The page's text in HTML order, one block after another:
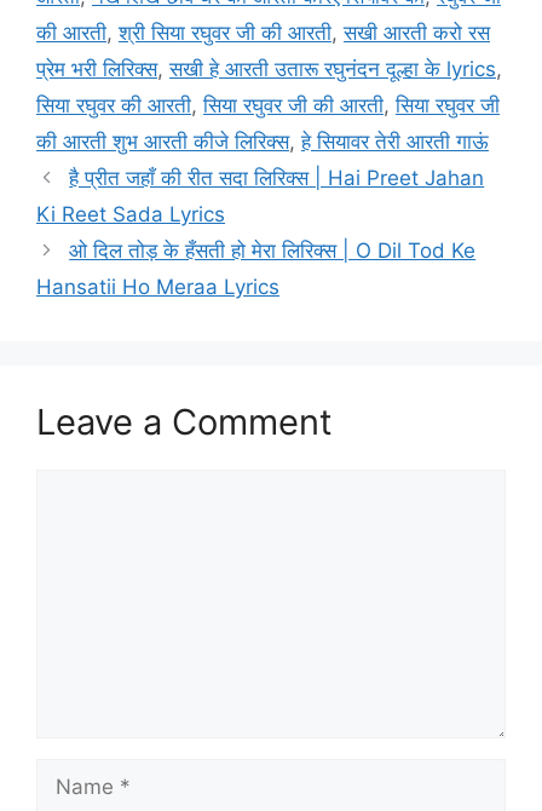
की आरती,श्री सिया रघुवर जी की आरती,सखी आरती करो रस
प्रेम भरी लिरिक्स,सखी हे आरती उतारू रघुनंदन दूल्हा के lyrics,
सिया रघुवर की आरती,सिया रघुवर जी की आरती,सिया रघुवर जी
की आरती शुभ आरती कीजे लिरिक्स,हे सियावर तेरी आरती गाऊं
है प्रीत जहाँ की रीत सदा लिरिक्स | Hai Preet Jahan
Ki Reet Sada Lyrics
ओ दिल तोड़ के हँसती हो मेरा लिरिक्स | O Dil Tod Ke
Hansatii Ho Meraa Lyrics
Leave a Comment
Name